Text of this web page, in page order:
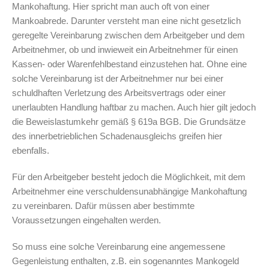
Mankohaftung. Hier spricht man auch oft von einer
Mankoabrede. Darunter versteht man eine nicht gesetzlich
geregelte Vereinbarung zwischen dem Arbeitgeber und dem
Arbeitnehmer, ob und inwieweit ein Arbeitnehmer für einen
Kassen- oder Warenfehlbestand einzustehen hat. Ohne eine
solche Vereinbarung ist der Arbeitnehmer nur bei einer
schuldhaften Verletzung des Arbeitsvertrags oder einer
unerlaubten Handlung haftbar zu machen. Auch hier gilt jedoch
die Beweislastumkehr gemäß § 619a BGB. Die Grundsätze
des innerbetrieblichen Schadenausgleichs greifen hier
ebenfalls.
Für den Arbeitgeber besteht jedoch die Möglichkeit, mit dem
Arbeitnehmer eine verschuldensunabhängige Mankohaftung
zu vereinbaren. Dafür müssen aber bestimmte
Voraussetzungen eingehalten werden.
So muss eine solche Vereinbarung eine angemessene
Gegenleistung enthalten, z.B. ein sogenanntes Mankogeld